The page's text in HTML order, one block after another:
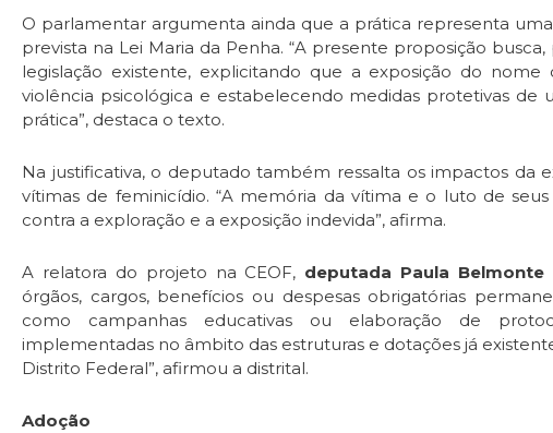
O parlamentar argumenta ainda que a prática representa
prevista na Lei Maria da Penha. “A presente proposição
legislação existente, explicitando que a exposição do
violência psicológica e estabelecendo medidas protetivas de
prática”, destaca o texto.
Na justificativa, o deputado também ressalta os impactos da
vítimas de feminicídio. “A memória da vítima e o luto de
contra a exploração e a exposição indevida”, afirma.
A relatora do projeto na CEOF, deputada Paula Belmonte
órgãos, cargos, benefícios ou despesas obrigatórias
como campanhas educativas ou elaboração de
implementadas no âmbito das estruturas e dotações já
Distrito Federal”, afirmou a distrital.
Adoção